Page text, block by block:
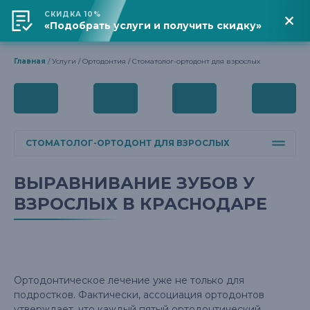
Адрес клиники +7 (861) 201-88-83
Главная Услуги Ортодонтия Стоматолог-ортодонт для взрослых
СТОМАТОЛОГ-ОРТОДОНТ ДЛЯ ВЗРОСЛЫХ
ВЫРАВНИВАНИЕ ЗУБОВ У
ВЗРОСЛЫХ В КРАСНОДАРЕ
Ортодонтическое лечение уже не только для
подростков. Фактически, ассоциация ортодонтов
СКИДКА 10%
«Подобрать услуги и получить скидку»